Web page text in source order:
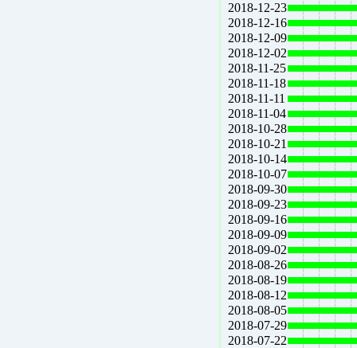
2018-12-23
2018-12-16
2018-12-09
2018-12-02
2018-11-25
2018-11-18
2018-11-11
2018-11-04
2018-10-28
2018-10-21
2018-10-14
2018-10-07
2018-09-30
2018-09-23
2018-09-16
2018-09-09
2018-09-02
2018-08-26
2018-08-19
2018-08-12
2018-08-05
2018-07-29
2018-07-22